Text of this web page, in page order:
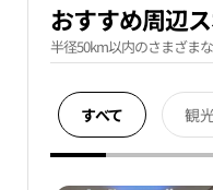
おすすめ周辺
半径50km以内のさまざま
すべて 観